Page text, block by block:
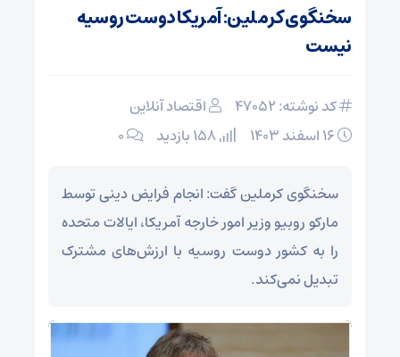
سخنگوی کرملین: آمریکا دوست روسیه
نیست
کد نوشته: 47052
اقتصاد آنلاین
۰
سخنگوی کرملین گفت: انجام فرایض دینی توسط
مارکو روبیو وزیر امور خارجه آمریکا، ایالات متحده
را به کشور دوست روسیه با ارزش‌های مشترک
تبدیل نمی‌کند.